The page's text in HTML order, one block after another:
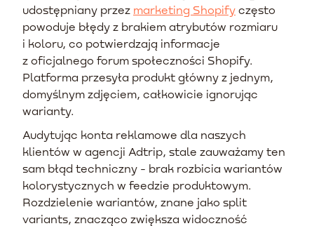
udostępniany przez marketing Shopify często
powoduje błędy z brakiem atrybutów rozmiaru
i koloru, co potwierdzają informacje
z oficjalnego forum społeczności Shopify.
Platforma przesyła produkt główny z jednym,
domyślnym zdjęciem, całkowicie ignorując
warianty.
Audytując konta reklamowe dla naszych
klientów w agencji Adtrip, stale zauważamy ten
sam błąd techniczny - brak rozbicia wariantów
kolorystycznych w feedzie produktowym.
Rozdzielenie wariantów, znane jako split
variants, znacząco zwiększa widoczność